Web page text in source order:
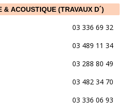
& ACOUSTIQUE (TRAVAUX D´)
03 336 69 32
03 489 11 34
03 288 80 49
03 482 34 70
03 336 06 93